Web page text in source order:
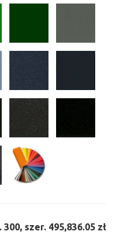
szer. 495,836.05 zł